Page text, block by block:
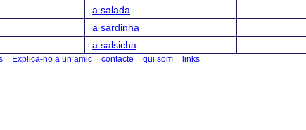
a salada
a sardinha
a salsicha
Explica-ho a un amic contacte qui som links